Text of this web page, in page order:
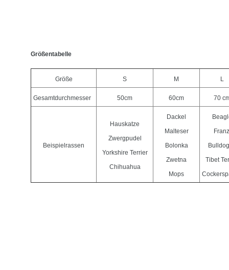
Größentabelle
Größe S M L
Gesamtdurchmesser 50cm 60cm 70
Beispielrassen
Hauskatze
Zwergpudel
Yorkshire Terrier
Chihuahua
Dackel
Malteser
Bolonka
Zwetna
Mops
Tibet